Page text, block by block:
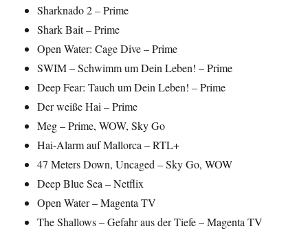
Sharknado 2 – Prime
Shark Bait – Prime
Open Water: Cage Dive – Prime
SWIM – Schwimm um Dein Leben! – Prime
Deep Fear: Tauch um Dein Leben! – Prime
Der weiße Hai – Prime
Meg – Prime, WOW, Sky Go
Hai-Alarm auf Mallorca – RTL+
47 Meters Down, Uncaged – Sky Go, WOW
Deep Blue Sea – Netflix
Open Water – Magenta TV
The Shallows – Gefahr aus der Tiefe – Magenta TV